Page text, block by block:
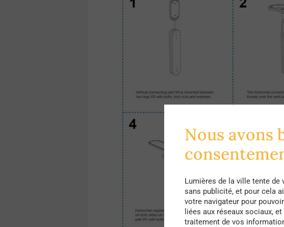
Nous avons
Lumières de la ville tente
sans publicité, et pour cela
votre navigateur pour
liées aux réseaux sociaux,
traitement de vos